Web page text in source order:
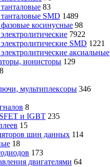
83
SMD 1489
косинусные 98
7922
SMD 1221
аксиальные
ионисторы 129
8
мультиплексоры 346
8
и IGBT 235
15
шин данных 114
18
173
двигателями 64